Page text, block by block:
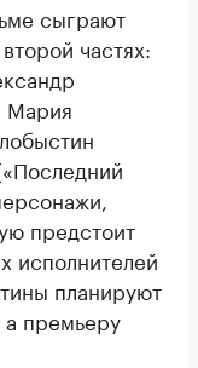
сыграют
частях:
Мария
предстоит
исполнителей
планируют
а премьеру